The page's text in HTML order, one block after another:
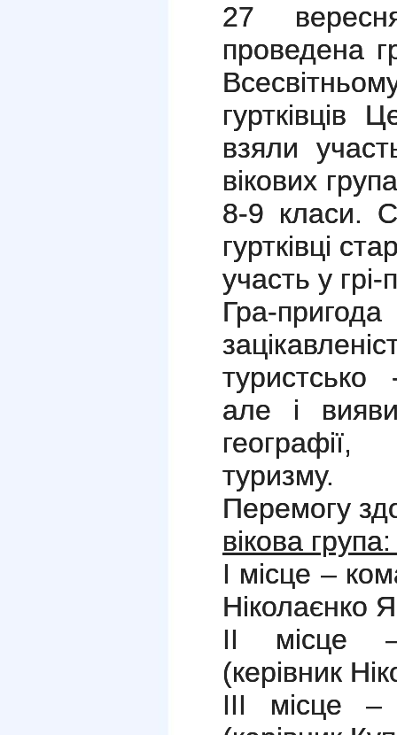
27
проведена
взяли
вікових
8-9 класи.
гуртківці
участь у грі-
Гра-
туристсько
але і
туризму.
Перемогу
вікова
І місце –
Ніколаєнко
ІІ місце
(керівник
ІІІ місце